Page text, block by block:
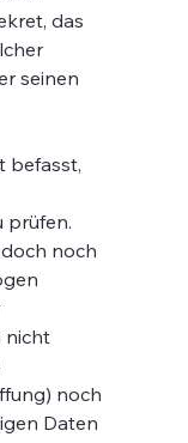
das
seinen
befasst,
prüfen.
noch
nicht
noch
Daten